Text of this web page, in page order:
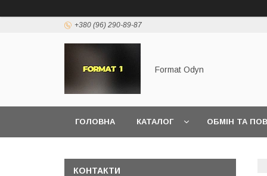
+380 (96) 290-89-87
Format Odyn
ГОЛОВНА КАТАЛОГ ОБМІН ТА
КОНТАКТИ